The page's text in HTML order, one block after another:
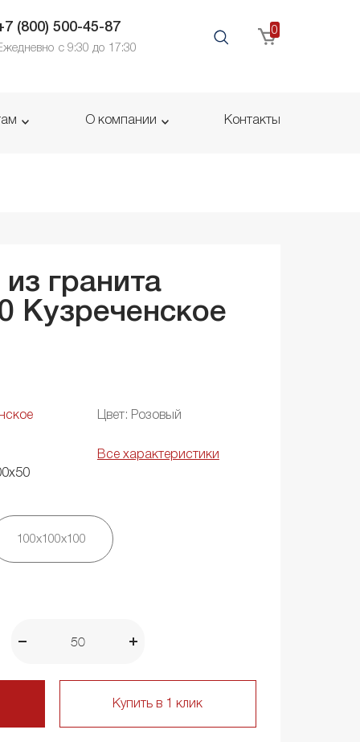
(800) 500-45-87
с 9:30 до 17:30
0
О компании Контакты
гранита
Кузреченское
Цвет: Розовый
Все характеристики
100х100х100
Купить в 1 клик